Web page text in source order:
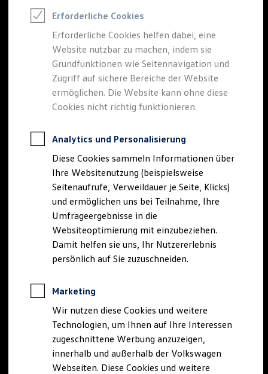
Elektroauto Leasing
Kleinwagen-Leasing
Leasing ohne Anzahlung
Finanzierung
Autokredit mit Schlussrate
Versicherungen und Garantien
Kfz-Versicherung
Restschuldversicherungen
Garantien
Professional Class bei Volkswagen
Behörden
Direktkunden
Sonderfahrzeuge
Anpfiff zum Gewinn
Elektromobilität
Elektroautos
ID. Tutorials
Elektrofahrzeugkonzepte
ID. EVERY1
Reichweite
Rekuperation
Laden unterwegs
Laden Zuhause
Ladestationen finden
Ladezeitensimulator
Batterie
Sicherheit
Der neue
EDITION 20
Besonders sportlich. Exklusiv ausgestattet.
Tiguan EDITION 20 konfigurieren
Mehr zum Tiguan EDITION 20
Erforderliche Cookies
Erforderliche Cookies helfen dabei, eine
Website nutzbar zu machen, indem sie
Grundfunktionen wie Seitennavigation und
Zugriff auf sichere Bereiche der Website
ermöglichen. Die Website kann ohne diese
Cookies nicht richtig funktionieren.
Analytics und Personalisierung
Diese Cookies sammeln Informationen über
Ihre Websitenutzung (beispielsweise
Seitenaufrufe, Verweildauer je Seite, Klicks)
und ermöglichen uns bei Teilnahme, Ihre
Umfrageergebnisse in die
Websiteoptimierung mit einzubeziehen.
Damit helfen sie uns, Ihr Nutzererlebnis
persönlich auf Sie zuzuschneiden.
Marketing
Wir nutzen diese Cookies und weitere
Technologien, um Ihnen auf Ihre Interessen
zugeschnittene Werbung anzuzeigen,
innerhalb und außerhalb der Volkswagen
Webseiten. Diese Cookies und weitere